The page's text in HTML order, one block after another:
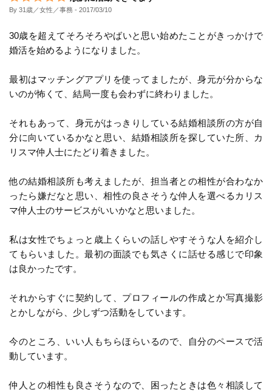
By 31歳／女性／事務 - 2017/03/10
30歳を超えてそろそろやばいと思い始めたことがきっかけで
婚活を始めるようになりました。
最初はマッチングアプリを使ってましたが、身元が分からな
いのが怖くて、結局一度も会わずに終わりました。
それもあって、身元がはっきりしている結婚相談所の方が自
分に向いているかなと思い、結婚相談所を探していた所、カ
リスマ仲人士にたどり着きました。
他の結婚相談所も考えましたが、担当者との相性が合わなか
ったら嫌だなと思い、相性の良さそうな仲人を選べるカリス
マ仲人士のサービスがいいかなと思いました。
私は女性でちょっと歳上くらいの話しやすそうな人を紹介し
てもらいました。最初の面談でも気さくに話せる感じで印象
は良かったです。
それからすぐに契約して、プロフィールの作成とか写真撮影
とかしながら、少しずつ活動をしています。
今のところ、いい人もちらほらいるので、自分のペースで活
動しています。
仲人との相性も良さそうなので、困ったときは色々相談して